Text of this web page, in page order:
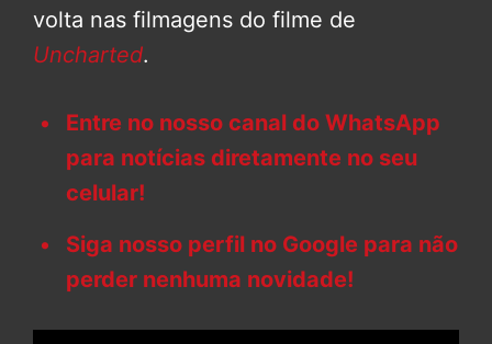
volta nas filmagens do filme de
Uncharted.
Entre no nosso canal do WhatsApp
para notícias diretamente no seu
celular!
Siga nosso perfil no Google para não
perder nenhuma novidade!